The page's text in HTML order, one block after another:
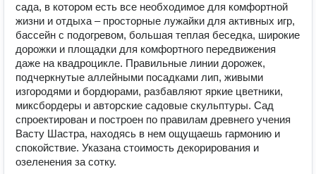
сада, в котором есть все необходимое для комфортной
жизни и отдыха – просторные лужайки для активных игр,
бассейн с подогревом, большая теплая беседка, широкие
дорожки и площадки для комфортного передвижения
даже на квадроцикле. Правильные линии дорожек,
подчеркнутые аллейными посадками лип, живыми
изгородями и бордюрами, разбавляют яркие цветники,
миксбордеры и авторские садовые скульптуры. Сад
спроектирован и построен по правилам древнего учения
Васту Шастра, находясь в нем ощущаешь гармонию и
спокойствие. Указана стоимость декорирования и
озеленения за сотку.